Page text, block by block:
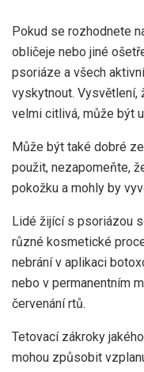
Pokud se rozhodnete
obličeje nebo jiné
psoriáze a všech
vyskytnout. Vysvětlení,
velmi citlivá, může být
Může být také dobré
použit, nezapomeňte,
pokožku a mohly by
Lidé žijící s psoriázou
různé kosmetické
nebrání v aplikaci
nebo v permanentním
červenání rtů.
Tetovací zákroky
mohou způsobit